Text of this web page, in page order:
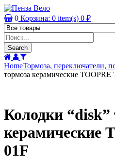
0 Корзина: 0 item(s) 0 ₽
Products
search
Search
HomeТормоза, переключатели,
тормоза керамические TOOPRE
Колодки “disk”
керамические
01F